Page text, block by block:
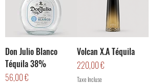
Don Julio Blanco
Téquila 38%
Prix
56,00 €
Volcan X.A Téquila
Prix
220,00 €
Taxe Incluse